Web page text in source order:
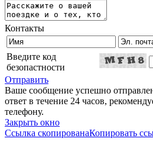
Контакты
Введите код
безопастности
Отправить
Ваше сообщение успешно
ответ в течение 24 часов,
телефону.
Закрыть окно
Ссылка скопированаКопировать